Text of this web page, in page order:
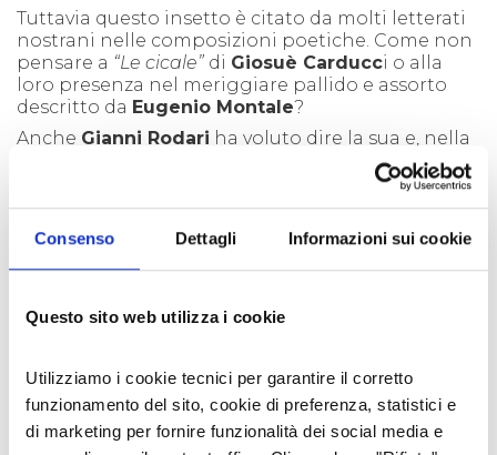
Consenso Dettagli Informazioni sui cookie
Questo sito web utilizza i cookie
Utilizziamo i cookie tecnici per garantire il corretto
funzionamento del sito, cookie di preferenza, statistici e
di marketing per fornire funzionalità dei social media e
Tuttavia questo insetto è citato da molti letterati
nostrani nelle composizioni poetiche. Come non
pensare a “Le cicale” di Giosuè Carducci o a
lla
loro presenza nel meriggiare pallido e assorto
descritto da Eugenio Montale?
Anche Gianni Rodari ha voluto dire la sua e, nella
si schiera
apertamente in favore di quest’ultima, scrivendo
“Io sto dalla parte della cicala, che il più bel canto
non vende, regala”
Facendoci dono di momenti di
spensieratezza e serenità
di cui è un peccato non
disporre.
con l’arrivo dell’autunno, dopo aver deposto le
attendere
l’arrivo dell’estate successiva p er
ascoltare
L'AUTORE